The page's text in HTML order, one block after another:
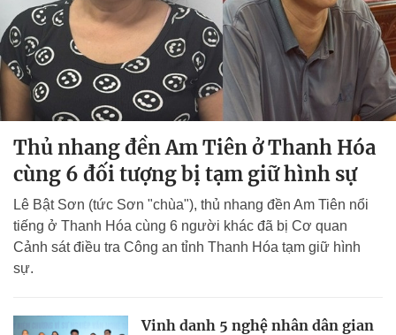
Thủ nhang đền Am Tiên ở Thanh Hóa
cùng 6 đối tượng bị tạm giữ hình sự
Lê Bật Sơn (tức Sơn "chùa"), thủ nhang đền Am Tiên nổi
tiếng ở Thanh Hóa cùng 6 người khác đã bị Cơ quan
Cảnh sát điều tra Công an tỉnh Thanh Hóa tạm giữ hình
sự.
Vinh danh 5 nghệ nhân dân gian